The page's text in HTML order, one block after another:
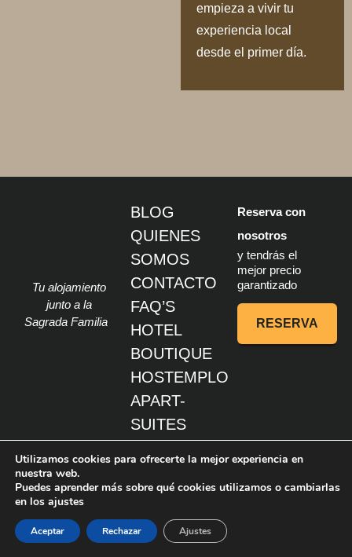
empieza a vivir tu
experiencia local
desde el primer día.
Tu alojamiento
junto a la
Sagrada Familia
BLOG
QUIENES
SOMOS
CONTACTO
FAQ’S
HOTEL
BOUTIQUE
HOSTEMPLO
APART-
SUITES
SAGRADA
FAMILIA
Reserva con
nosotros
y tendrás el
mejor precio
garantizado
RESERVA
Utilizamos cookies para ofrecerte la mejor experiencia en
nuestra web.
Puedes aprender más sobre qué cookies utilizamos o cambiarlas
en los ajustes
Aceptar Rechazar Ajustes
1